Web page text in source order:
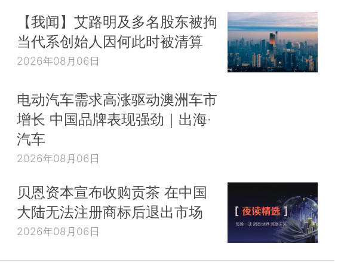
【我闻】艾路明及多名股东被拘
当代系创始人因何此时被清算
2026年08月06日
电动汽车需求高涨驱动澳洲车市
增长 中国品牌表现强劲｜出海·
汽车
2026年08月06日
贝恩资本宣布收购贡茶 在中国
大陆无法注册商标后退出市场
2026年08月06日